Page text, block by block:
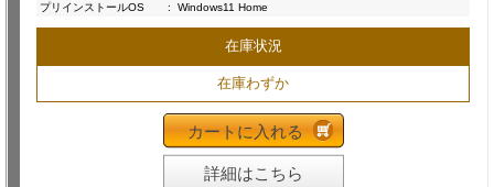
プリインストールOS
: Windows11 Home
在庫状況
在庫わずか
カートに入れる
詳細はこちら